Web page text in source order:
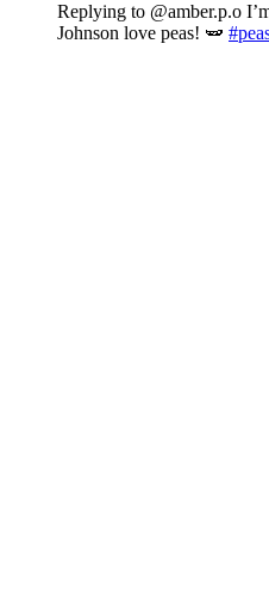
Replying to @amber.p.o
Johnson love peas! 🫛